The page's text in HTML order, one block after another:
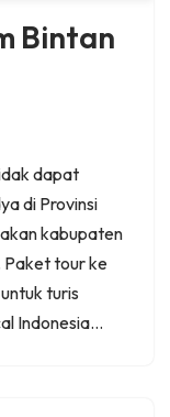
Bintan
dapat
di Provinsi
kabupaten
Paket tour ke
turis
Indonesia…